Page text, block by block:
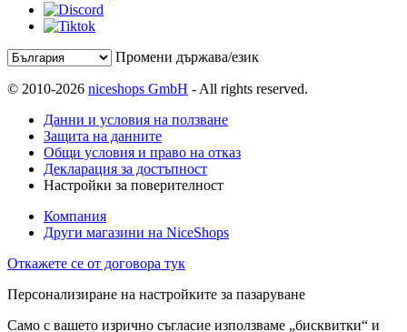
Промени държава/език
© 2010-2026 niceshops GmbH - All rights reserved.
Данни и условия на ползване
Защита на данните
Общи условия и право на отказ
Декларация за достъпност
Настройки за поверителност
Компания
Други магазини на NiceShops
Откажете се от договора тук
Персонализиране на настройките за пазаруване
Само с вашето изрично съгласие използваме „бисквитки“ и